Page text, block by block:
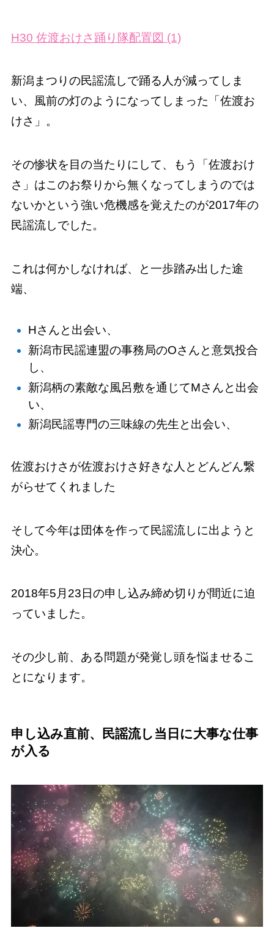
H30 佐渡おけさ踊り隊配置図 (1)
新潟まつりの民謡流しで踊る人が減ってしま
い、風前の灯のようになってしまった「佐渡お
けさ」。
その惨状を目の当たりにして、もう「佐渡おけ
さ」はこのお祭りから無くなってしまうのでは
ないかという強い危機感を覚えたのが2017年の
民謡流しでした。
これは何かしなければ、と一歩踏み出した途
端、
Hさんと出会い、
新潟市民謡連盟の事務局のOさんと意気投合
し、
新潟柄の素敵な風呂敷を通じてMさんと出会
い、
新潟民謡専門の三味線の先生と出会い、
佐渡おけさが佐渡おけさ好きな人とどんどん繋
がらせてくれました
そして今年は団体を作って民謡流しに出ようと
決心。
2018年5月23日の申し込み締め切りが間近に迫
っていました。
その少し前、ある問題が発覚し頭を悩ませるこ
とになります。
申し込み直前、民謡流し当日に大事な仕事
が入る